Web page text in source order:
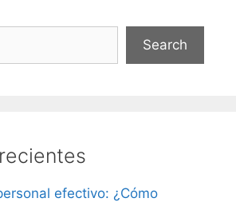
Search
efectivo: ¿Cómo